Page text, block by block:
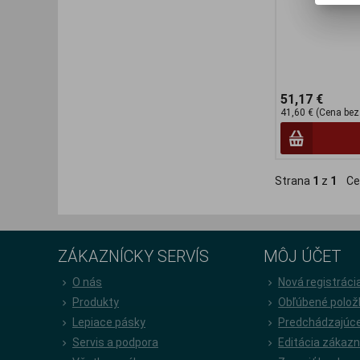
51,17 €
41,60 € (Cena bez
Strana 1 z 1
ZÁKAZNÍCKY SERVÍS
O nás
Produkty
Lepiace pásky
Servis a podpora
MÔJ ÚČET
Nová
Obľúbené
Editácia